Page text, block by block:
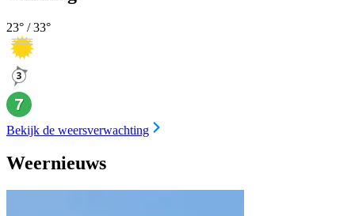
23° /33°
Bekijk de weersverwachting
Weernieuws